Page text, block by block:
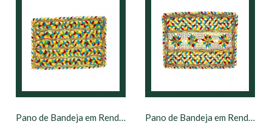
Pano de Bandeja em Renda de Bilro nº 03 – 40 x 30 cm Pano de Bandeja em Renda de Bilro nº 04 – 40 x 30 cm